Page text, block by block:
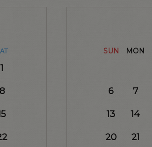
1
8
SUN MON
6 7
13 14
20 21